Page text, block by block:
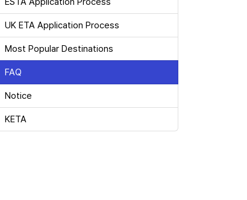
UK ETA Application Process
Most Popular Destinations
FAQ
Notice
KETA